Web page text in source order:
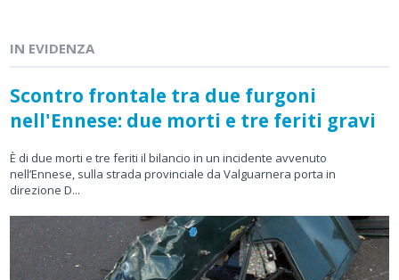
IN EVIDENZA
Scontro frontale tra due furgoni
nell'Ennese: due morti e tre feriti gravi
È di due morti e tre feriti il bilancio in un incidente avvenuto
nell’Ennese, sulla strada provinciale da Valguarnera porta in
direzione D...